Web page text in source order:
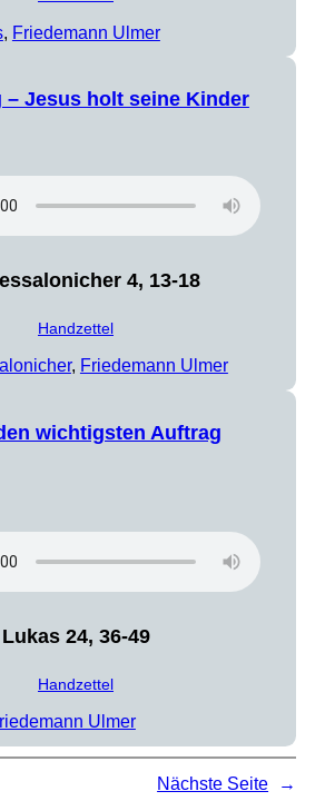
, Friedemann Ulmer
– Jesus holt seine Kinder
4, 13-18
Handzettel
, Friedemann Ulmer
wichtigsten Auftrag
Lukas 24, 36-49
Handzettel
Ulmer
Nächste Seite →